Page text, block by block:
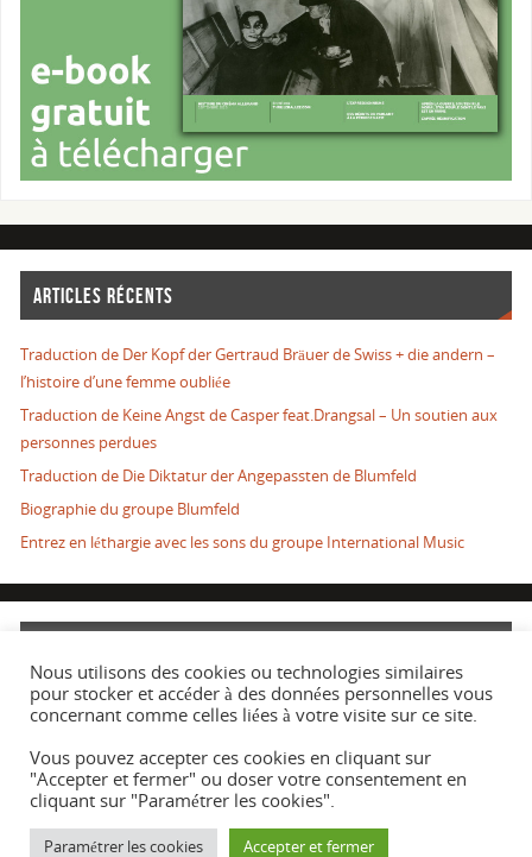
ARTICLES RÉCENTS
Traduction de Der Kopf der Gertraud Bräuer de Swiss + die andern –
l’histoire d’une femme oubliée
Traduction de Keine Angst de Casper feat.Drangsal – Un soutien aux
personnes perdues
Traduction de Die Diktatur der Angepassten de Blumfeld
Biographie du groupe Blumfeld
Entrez en léthargie avec les sons du groupe International Music
Nous utilisons des cookies ou technologies similaires
pour stocker et accéder à des données personnelles vous
concernant comme celles liées à votre visite sur ce site.
Vous pouvez accepter ces cookies en cliquant sur
"Accepter et fermer" ou doser votre consentement en
cliquant sur "Paramétrer les cookies".
Paramétrer les cookies Accepter et fermer